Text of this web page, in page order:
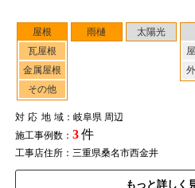
屋根
瓦屋根
金属屋根
その他
雨樋 太陽光
対応地域：岐阜県 周辺
施工事例数： 3件
工事店住所：三重県桑名市西金井
もっと詳しく